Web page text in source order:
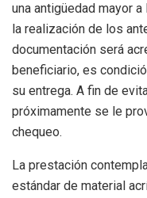
una antigüedad mayor
la realización de los
documentación será
beneficiario, es
su entrega. A fin de
próximamente se le
chequeo.
La prestación
estándar de material